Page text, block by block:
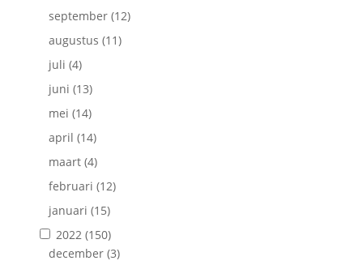
september(12)
augustus (11)
juli (4)
juni (13)
mei (14)
april (14)
maart(4)
februari (12)
januari (15)
2022(150)
december(3)